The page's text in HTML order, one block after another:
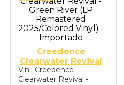
Creedence
Clearwater Revival
Vinil Creedence
Clearwater Revival -